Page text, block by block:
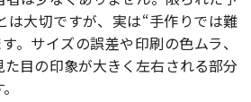
は大切ですが、実は“手作りでは難
。サイズの誤差や印刷の色ムラ、
目の印象が大きく左右される部分